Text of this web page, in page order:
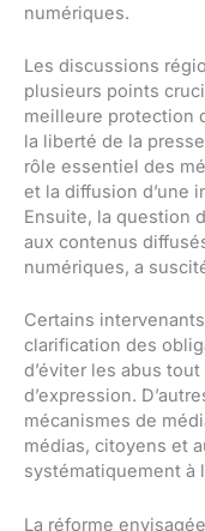
numériques.
Les discussions
plusieurs points
meilleure protection
la liberté de la
rôle essentiel des
et la diffusion d’une
Ensuite, la question
aux contenus
numériques, a
Certains
clarification des
d’éviter les abus
d’expression.
mécanismes de
médias, citoyens et
systématiquement à
La réforme